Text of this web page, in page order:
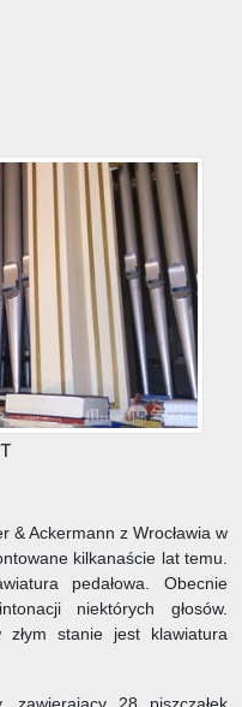
& Ackermann z Wrocławia w
kilkanaście lat temu.
pedałowa. Obecnie
niektórych głosów.
stanie jest klawiatura